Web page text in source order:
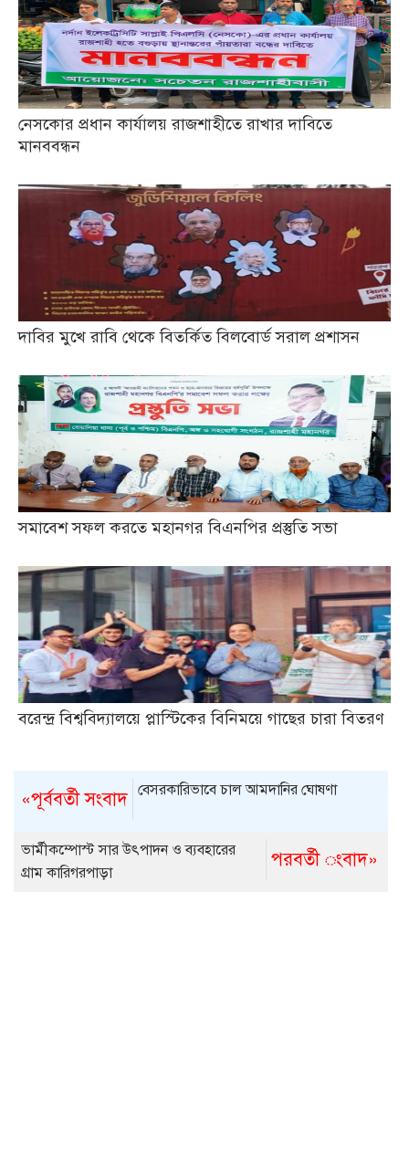
নেসকোর প্রধান কার্যালয় রাজশাহীতে রাখার দাবিতে
মানববন্ধন
দাবির মুখে রাবি থেকে বিতর্কিত বিলবোর্ড সরাল প্রশাসন
সমাবেশ সফল করতে মহানগর বিএনপির প্রস্তুতি সভা
বরেন্দ্র বিশ্ববিদ্যালয়ে প্লাস্টিকের বিনিময়ে গাছের চারা বিতরণ
«পূর্ববর্তী সংবাদ বেসরকারিভাবে চাল আমদানির ঘোষণা
পরবর্তী ংবাদ»
ভার্মীকম্পোস্ট সার উৎপাদন ও ব্যবহারের
গ্রাম কারিগরপাড়া